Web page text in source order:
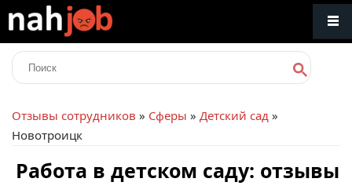
Отзывы сотрудников » Сферы » Детский сад »
Новотроицк
Работа в детском саду: отзывы